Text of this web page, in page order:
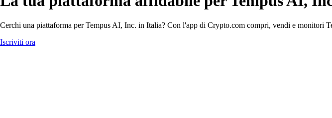
Cerchi una piattaforma per Tempus AI, Inc. in Italia? Con l'app di Crypto.com compri, vendi e monitori
Iscriviti ora